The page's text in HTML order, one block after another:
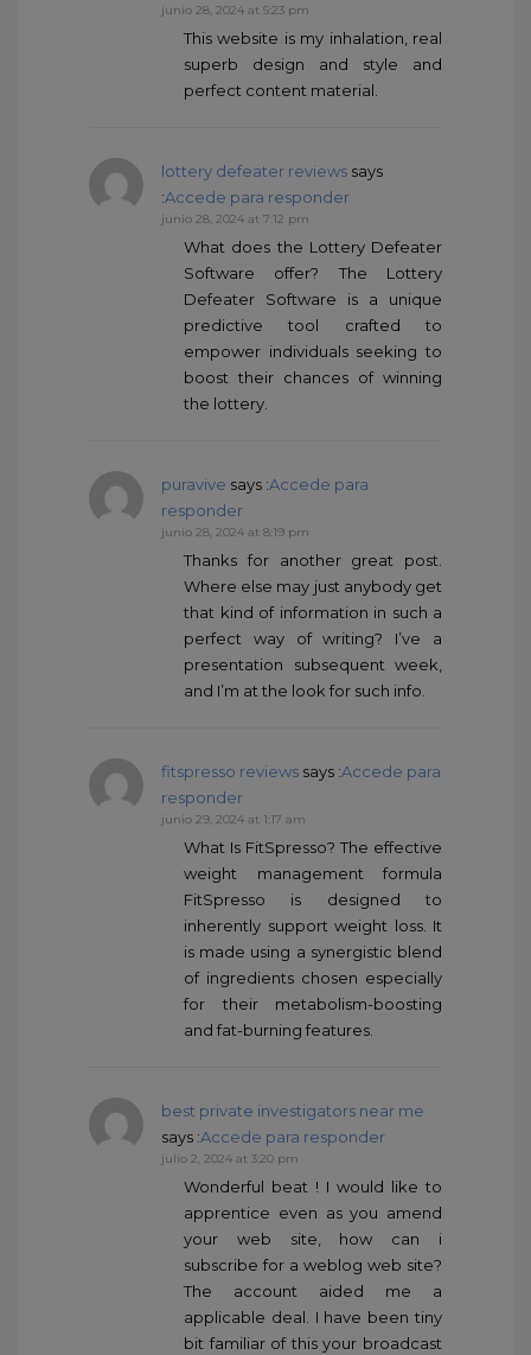
junio 28, 2024 at 5:23 pm
This website is my inhalation, real
superb design and style and
perfect content material.
lottery defeater reviews says
:Accede para responder
junio 28, 2024 at 7:12 pm
What does the Lottery Defeater
Software offer? The Lottery
Defeater Software is a unique
predictive tool crafted to
empower individuals seeking to
boost their chances of winning
the lottery.
puravive says :Accede para
responder
junio 28, 2024 at 8:19 pm
Thanks for another great post.
Where else may just anybody get
that kind of information in such a
perfect way of writing? I’ve a
presentation subsequent week,
and I’m at the look for such info.
fitspresso reviews says :Accede para
responder
junio 29, 2024 at 1:17 am
What Is FitSpresso? The effective
weight management formula
FitSpresso is designed to
inherently support weight loss. It
is made using a synergistic blend
of ingredients chosen especially
for their metabolism-boosting
and fat-burning features.
best private investigators near me
says :Accede para responder
julio 2, 2024 at 3:20 pm
Wonderful beat ! I would like to
apprentice even as you amend
your web site, how can i
subscribe for a weblog web site?
The account aided me a
applicable deal. I have been tiny
bit familiar of this your broadcast